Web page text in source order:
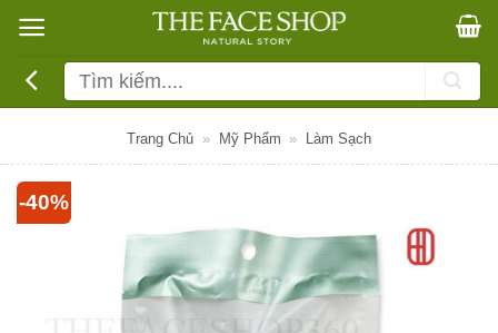
qua
dung
Tìm
kiếm:
Trang Chủ » Mỹ Phẩm » Làm Sạch
-40%